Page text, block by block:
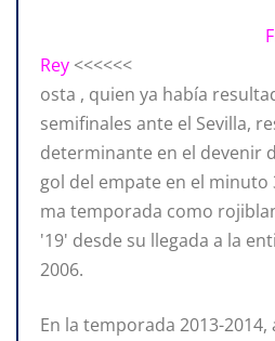
Final
Rey <<<<<<
osta , quien ya había
semifinales ante el Sevilla,
determinante en el devenir
gol del empate en el minuto
ma temporada como
'19' desde su llegada a la
2006.
En la temporada 2013-2014,